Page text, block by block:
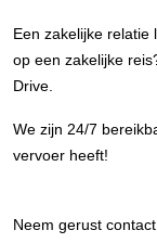
Een zakelijke relatie
op een zakelijke
Drive.
We zijn 24/7
vervoer heeft!
Neem gerust